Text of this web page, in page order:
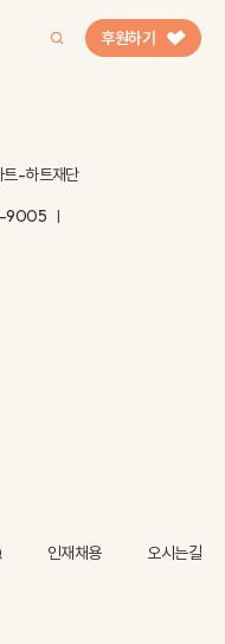
후원하기
-하트재단
9005
인재채용 오시는길